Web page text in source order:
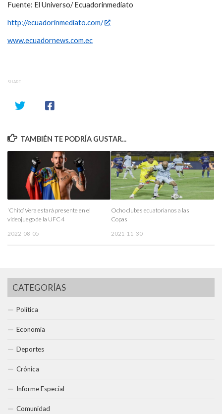
Fuente: El Universo/ Ecuadorinmediato
http://ecuadorinmediato.com/
www.ecuadornews.com.ec
SHARE
TAMBIÉN TE PODRÍA GUSTAR...
‘Chito’ Vera estará presente en el
videojuego de la UFC 4
2022-08-05
Ocho clubes ecuatorianos a las
Copas
2021-11-30
CATEGORÍAS
Política
Economía
Deportes
Crónica
Informe Especial
Comunidad